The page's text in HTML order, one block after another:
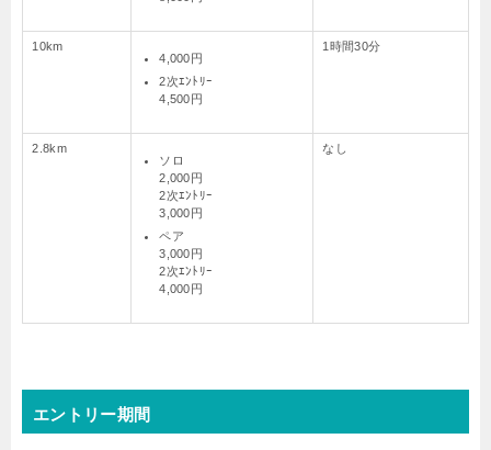
10km
4,000円
2次ｴﾝﾄﾘｰ
4,500円
1時間30分
2.8km
ソロ
2,000円
2次ｴﾝﾄﾘｰ
3,000円
ペア
3,000円
2次ｴﾝﾄﾘｰ
4,000円
なし
エントリー期間